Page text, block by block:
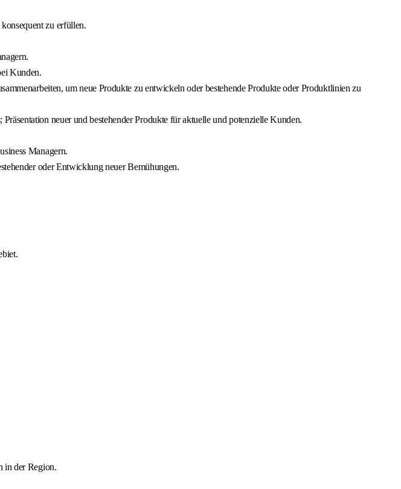
zu erfüllen.
Kunden.
um neue Produkte zu entwickeln oder bestehende Produkte oder Produktlinien zu
neuer und bestehender Produkte für aktuelle und potenzielle Kunden.
Managern.
oder Entwicklung neuer Bemühungen.
in der Region.